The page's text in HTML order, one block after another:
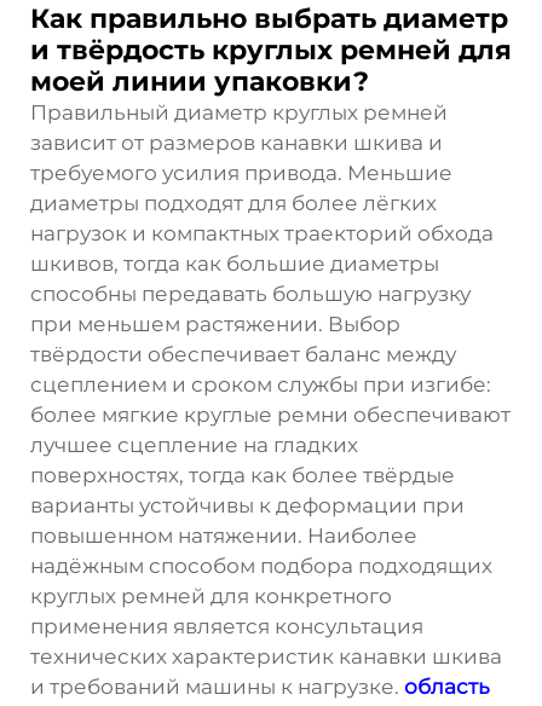
Как правильно выбрать диаметр
и твёрдость круглых ремней для
моей линии упаковки?
Правильный диаметр круглых ремней
зависит от размеров канавки шкива и
требуемого усилия привода. Меньшие
диаметры подходят для более лёгких
нагрузок и компактных траекторий обхода
шкивов, тогда как большие диаметры
способны передавать большую нагрузку
при меньшем растяжении. Выбор
твёрдости обеспечивает баланс между
сцеплением и сроком службы при изгибе:
более мягкие круглые ремни обеспечивают
лучшее сцепление на гладких
поверхностях, тогда как более твёрдые
варианты устойчивы к деформации при
повышенном натяжении. Наиболее
надёжным способом подбора подходящих
круглых ремней для конкретного
применения является консультация
технических характеристик канавки шкива
и требований машины к нагрузке. область